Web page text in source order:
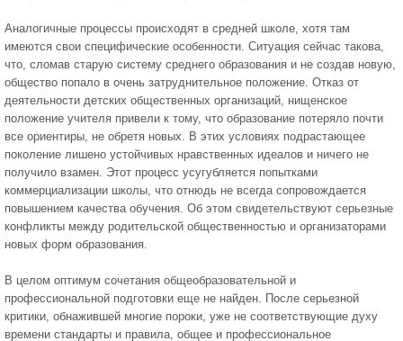
Аналогичные процессы происходят в средней школе, хотя там
имеются свои специ­фические особенности. Ситуация сейчас такова,
что, сломав старую систему среднего образования и не создав новую,
общество попало в очень затруднительное положение. Отказ от
деятельности детских общественных организаций, нищенское
положение учи­теля привели к тому, что образование потеряло почти
все ориентиры, не обретя новых. В этих условиях подрастающее
поколение лишено устойчивых нравственных идеалов и ничего не
получило взамен. Этот процесс усугубляется попытками
коммерциализации школы, что отнюдь не всегда сопровождается
повышением качества обучения. Об этом свидетельствуют серьезные
конфликты между родительской общественностью и орга­низаторами
новых форм образования.
В целом оптимум сочетания общеобразовательной и
профессиональной подготовки еще не найден. После серьезной
критики, обнажившей многие пороки, уже не соответст­вующие духу
времени стандарты и правила, общее и профессиональное